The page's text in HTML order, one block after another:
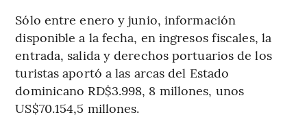
Sólo entre enero y junio, información
disponible a la fecha, en ingresos fiscales, la
entrada, salida y derechos portuarios de los
turistas aportó a las arcas del Estado
dominicano RD$3.998, 8 millones, unos
US$70.154,5 millones.